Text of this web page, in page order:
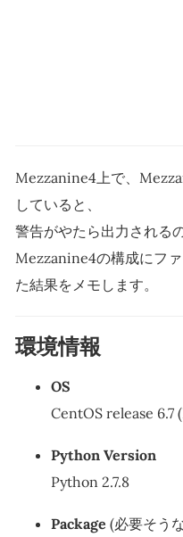
Mezzanine4上で、
していると、
警告がやたら出力されるの
Mezzanine4の構成にフ
た結果をメモします。
環境情報
OS
CentOS release 6.7
Python Version
Python 2.7.8
Package (必要そう